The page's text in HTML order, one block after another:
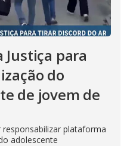
Justiça para
do
de jovem de
responsabilizar plataforma
adolescente